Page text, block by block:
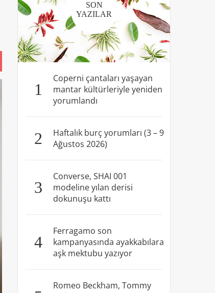
SON
YAZILAR
1
Coperni çantaları yaşayan
mantar kültürleriyle yeniden
yorumlandı
2
Haftalık burç yorumları (3 – 9
Ağustos 2026)
3
Converse, SHAI 001
modeline yılan derisi
dokunuşu kattı
4
Ferragamo son
kampanyasında ayakkabılara
aşk mektubu yazıyor
Romeo Beckham, Tommy